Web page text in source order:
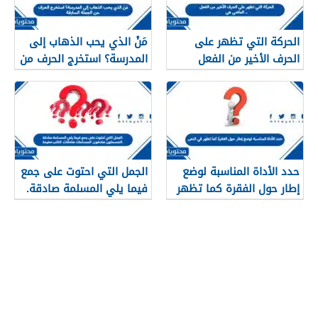
الحركة التي تظهر على
الحرف الأخير من الفعل
الماضي هي ..
مَنْ الذي يحب الذهاب إلى
المدرسة؟ استخرج الحرف من
الجملة السابقة.
حدد الأداة المناسبة لوضع
إطار حول الفقرة كما تظهر
في النص
الجمل التي احتوت على جمع
فيما يلي المسلمة صادقة.
المسلمون صادقون.